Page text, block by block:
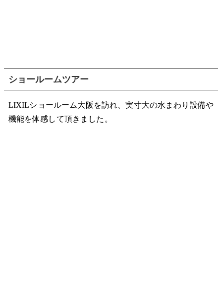
ショールームツアー
LIXILショールーム大阪を訪れ、実寸大の水まわり設備や
機能を体感して頂きました。